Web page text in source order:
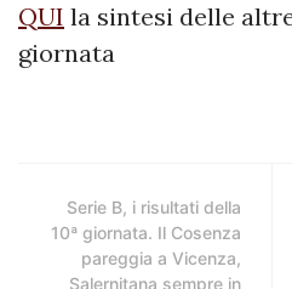
QUI la sintesi delle
giornata
Serie B, i risultati della
10ª giornata. Il Cosenza
pareggia a Vicenza,
Salernitana sempre in